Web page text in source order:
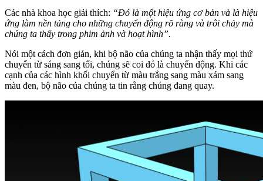
Các nhà khoa học giải thích: “Đó là một hiệu ứng cơ bản và là hiệu
ứng làm nền tảng cho những chuyển động rõ ràng và trôi chảy mà
chúng ta thấy trong phim ảnh và hoạt hình”.
Nói một cách đơn giản, khi bộ não của chúng ta nhận thấy mọi thứ
chuyển từ sáng sang tối, chúng sẽ coi đó là chuyển động. Khi các
cạnh của các hình khối chuyển từ màu trắng sang màu xám sang
màu đen, bộ não của chúng ta tin rằng chúng đang quay.